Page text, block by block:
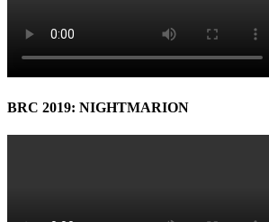
BRC 2019: NIGHTMARION